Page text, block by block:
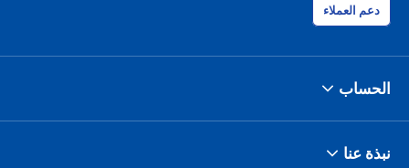
دعم العملاء
الحساب
نبذة عنا